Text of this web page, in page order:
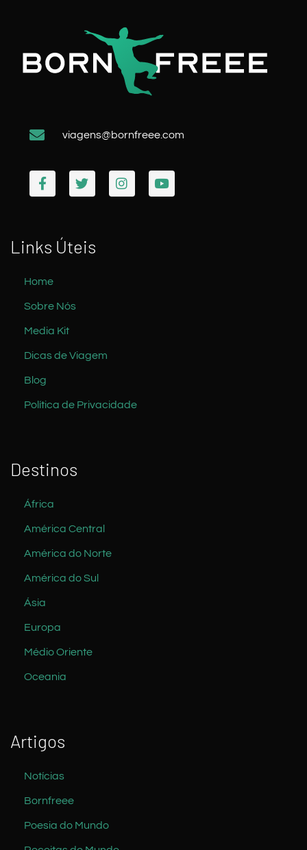
viagens@bornfreee.com
Links Úteis
Home
Sobre Nós
Media Kit
Dicas de Viagem
Blog
Política de Privacidade
Destinos
África
América Central
América do Norte
América do Sul
Ásia
Europa
Médio Oriente
Oceania
Artigos
Notícias
Bornfreee
Poesia do Mundo